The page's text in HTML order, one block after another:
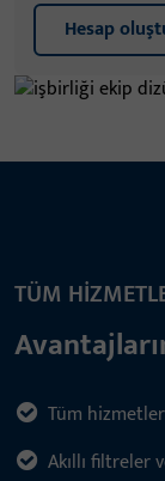
Hesap
TÜM
Tüm
Akıllı filtreler